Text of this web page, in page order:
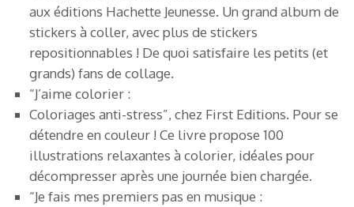
aux éditions Hachette Jeunesse. Un grand album de
stickers à coller, avec plus de stickers
repositionnables ! De quoi satisfaire les petits (et
grands) fans de collage.
“J’aime colorier :
Coloriages anti-stress”, chez First Editions. Pour se
détendre en couleur ! Ce livre propose 100
illustrations relaxantes à colorier, idéales pour
décompresser après une journée bien chargée.
“Je fais mes premiers pas en musique :